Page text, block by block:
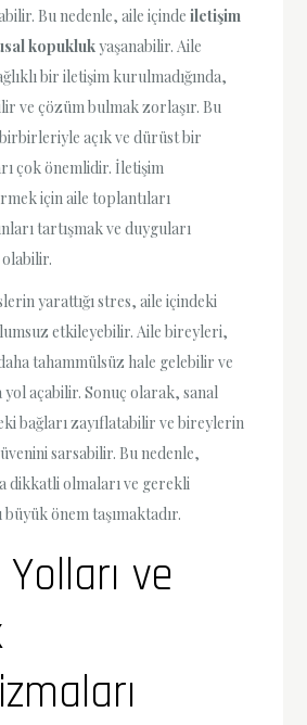
Bu nedenle, aile içindeiletişim
kopuklukyaşanabilir. Aile
bir iletişim kurulmadığında,
ve çözüm bulmak zorlaşır. Bu
açık ve dürüst bir
çok önemlidir. İletişim
için aile toplantıları
tartışmak ve duyguları
olabilir.
yarattığı stres, aile içindeki
etkileyebilir. Aile bireyleri,
tahammülsüz hale gelebilir ve
yol açabilir. Sonuç olarak, sanal
bağları zayıflatabilir ve bireylerin
sarsabilir. Bu nedenle,
dikkatli olmaları ve gerekli
önem taşımaktadır.
ve